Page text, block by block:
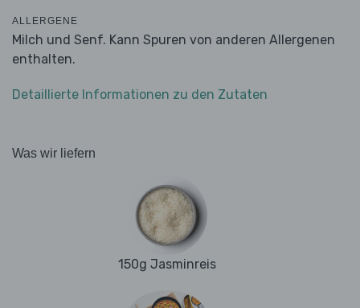
ALLERGENE
Milch und Senf. Kann Spuren von anderen Allergenen
enthalten.
Detaillierte Informationen zu den Zutaten
Was wir liefern
150g Jasminreis